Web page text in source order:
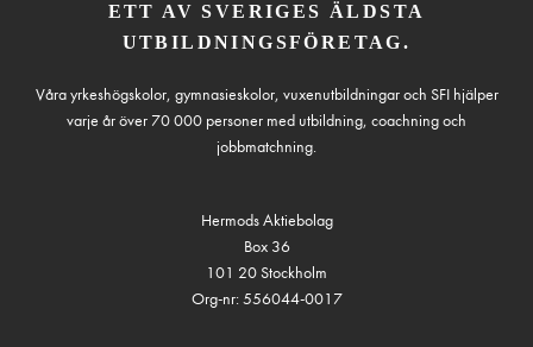
ETT AV SVERIGES ÄLDSTA
UTBILDNINGSFÖRETAG.
Våra yrkeshögskolor, gymnasieskolor, vuxenutbildningar och SFI hjälper
varje år över 70 000 personer med utbildning, coachning och
jobbmatchning.
Hermods Aktiebolag
Box 36
101 20 Stockholm
Org-nr: 556044-0017